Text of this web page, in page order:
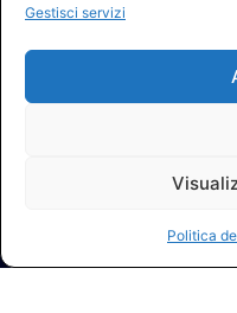
Gestisci servizi
Politica
Elenco